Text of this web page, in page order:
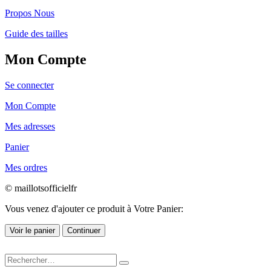
Propos Nous
Guide des tailles
Mon Compte
Se connecter
Mon Compte
Mes adresses
Panier
Mes ordres
© maillotsofficielfr
Vous venez d'ajouter ce produit à Votre Panier:
Voir le panier Continuer